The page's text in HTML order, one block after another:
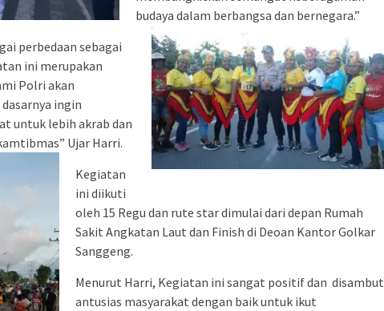
budaya dalam berbangsa dan bernegara.”
perbedaan sebagai
ini merupakan
Polri akan
ingin
untuk lebih akrab dan
Ujar Harri.
Kegiatan
ini diikuti
oleh 15 Regu dan rute star dimulai dari depan Rumah
Sakit Angkatan Laut dan Finish di Deoan Kantor Golkar
Sanggeng.
Menurut Harri, Kegiatan ini sangat positif dan disambut
antusias masyarakat dengan baik untuk ikut